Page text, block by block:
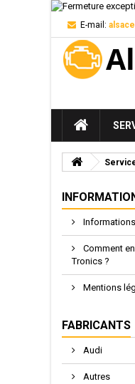
E-mail:
Informations
Comment
Tronics ?
Mentions
FABRICANTS
Audi
Autres